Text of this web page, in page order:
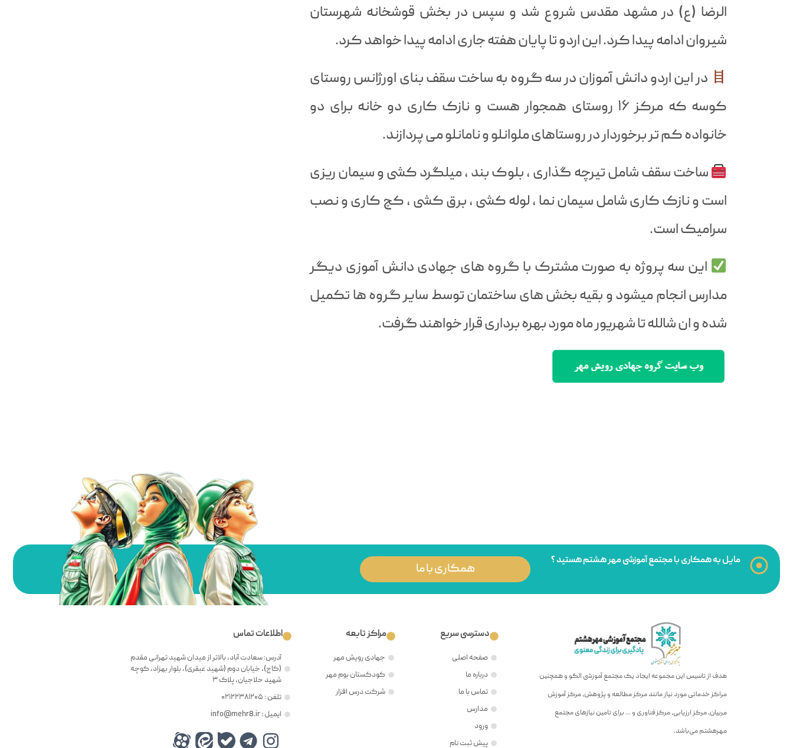
الرضا (ع) در مشهد مقدس شروع شد و سپس در بخش قوشخانه شهرستان
شیروان ادامه پیدا کرد. این اردو تا پایان هفته جاری ادامه پیدا خواهد کرد.
در این اردو دانش آموزان در سه گروه به ساخت سقف بنای اورژانس روستای
کوسه که مرکز ۱۶ روستای همجوار هست و نازک کاری دو خانه برای دو
خانواده کم تر برخوردار در روستاهای ملوانلو و نامانلو می پردازند.
ساخت سقف شامل تیرچه گذاری ، بلوک بند ، میلگرد کشی و سیمان ریزی
است و نازک کاری شامل سیمان نما ، لوله کشی ، برق کشی ، کچ کاری و نصب
سرامیک است.
این سه پروژه به صورت مشترک با گروه های جهادی دانش آموزی دیگر
مدارس انجام میشود و بقیه بخش های ساختمان توسط سایر گروه ها تکمیل
شده و ان شالله تا شهریور ماه مورد بهره برداری قرار خواهند گرفت.
مایل به همکاری با مجتمع آموزشی مهر هشتم هستید ؟
همکاری با ما
هدف از تاسیس این مجموعه ایجاد یک مجتمع آموزشی الگو و همچنین
مراکز خدماتی مورد نیاز مانند مرکز مطالعه و پژوهش، مرکز آموزش
مربیان، مرکز ارزیابی، مرکز فناوری و … برای تامین نیازهای مجتمع
مهرهشتم می‌باشد.
دسترسی سریع
صفحه اصلی
درباره ما
تماس با ما
مدارس
ورود
پیش ثبت نام
مراکز تابعه
جهادی رویش مهر
کودکستان بوم مهر
شرکت درس افزار
اطلاعات تماس
آدرس: سعادت آباد، بالاتر از میدان شهید تهرانی مقدم
(کاج)، خیابان دوم (شهید عبقری)، بلوار بهزاد، کوچه
شهید حلاجیان، پلاک ۳
تلفن : ۰۲۱۲۲۳۸۱۲۰۵
ایمیل : info@mehr8.ir